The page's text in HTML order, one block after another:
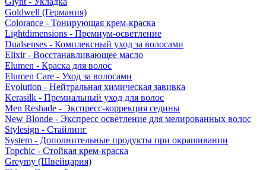
Goldwell (Германия)
Colorance - Тонирующая крем-краска
Lightdimensions - Премиум-осветление
Dualsenses - Комплексный уход за волосами
Elixir - Восстанавливающее масло
Elumen - Краска для волос
Elumen Care - Уход за волосами
Evolution - Нейтральная химическая завивка
Kerasilk - Премиальный уход для волос
Men Reshade - Экспресс-коррекция седины
New Blonde - Экспресс осветление для мелированных волос
Stylesign - Стайлинг
System - Дополнительные продукты при окрашивании
Topchic - Стойкая крем-краска
Greymy (Швейцария)